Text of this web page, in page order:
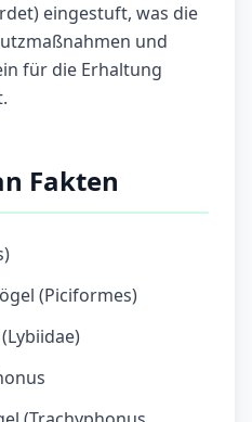
eingestuft, was die
und
für die Erhaltung
Fakten
(Piciformes)